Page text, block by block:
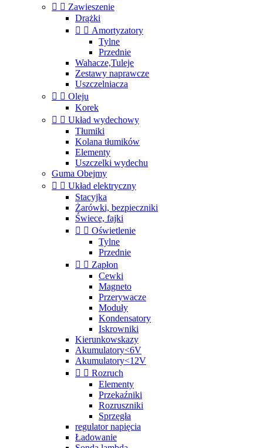
  Zawieszenie
Drążki
  Amortyzatory
Tylne
Przednie
Wahacze,Tuleje
Zestawy naprawcze
Uszczelniacza
  Oleju
Korek
  Układ wydechowy
Tłumiki
Kolana tłumików
Elementy
Uszczelki wydechu
Guma Obejmy
  Układ elektryczny
Stacyjka
Żarówki, bezpieczniki
Świece, fajki
  Oświetlenie
Tylne
Przednie
  Zapłon
Cewki
Magneto
Przerywacze
Moduły
Kondensatory
Iskrowniki
Kierunkowskazy
Akumulatory<6V
Akumulatory<12V
  Rozruch
Elementy
Przekaźniki
Rozruszniki
Sprzęgła
regulator napięcia
Ładowanie